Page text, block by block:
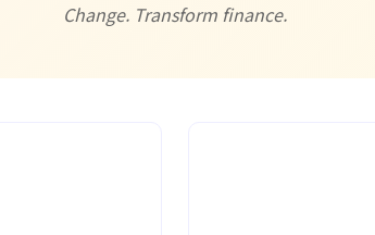
Change. Transform finance.